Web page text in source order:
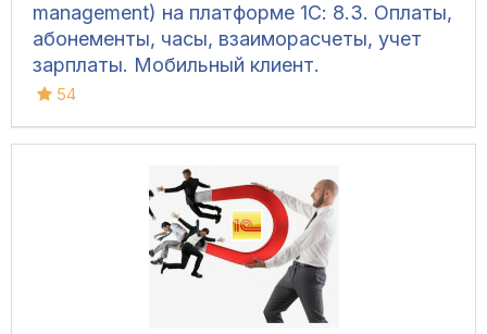
management) на платформе 1С: 8.3. Оплаты,
абонементы, часы, взаиморасчеты, учет
зарплаты. Мобильный клиент.
54